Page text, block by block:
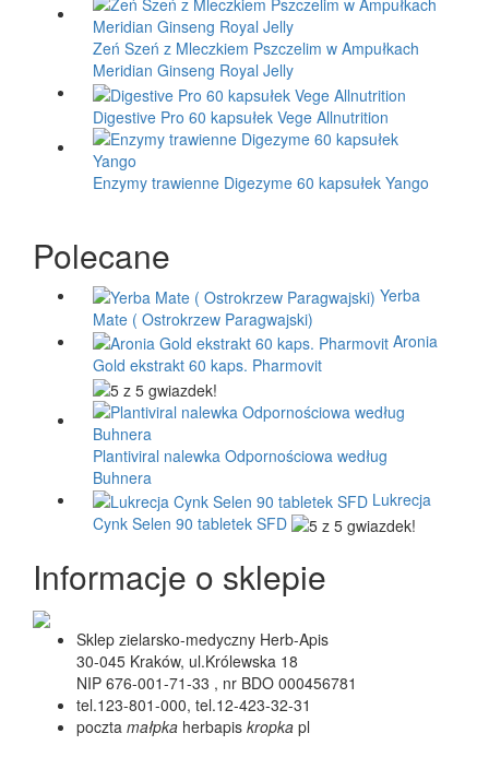
Zeń Szeń z Mleczkiem Pszczelim w Ampułkach
Meridian Ginseng Royal Jelly
Digestive Pro 60 kapsułek Vege Allnutrition
Enzymy trawienne Digezyme 60 kapsułek Yango
Polecane
Yerba
Mate ( Ostrokrzew Paragwajski)
Aronia
Gold ekstrakt 60 kaps. Pharmovit
Plantiviral nalewka Odpornościowa według
Buhnera
Lukrecja
Cynk Selen 90 tabletek SFD
Informacje o sklepie
Sklep zielarsko-medyczny Herb-Apis
30-045 Kraków, ul.Królewska 18
NIP 676-001-71-33 , nr BDO 000456781
tel.123-801-000, tel.12-423-32-31
poczta małpka herbapis kropka pl